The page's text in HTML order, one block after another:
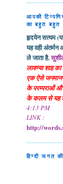
आपकी
का बहुत बहुत
हृदयेन सत्यम
यह वही
ले जाता है.
लावण्या शाह
एक ऐसे
के परम्पराओं
के कलम से यह
4:13 PM
LINK :
http://
हिन्दी जगत